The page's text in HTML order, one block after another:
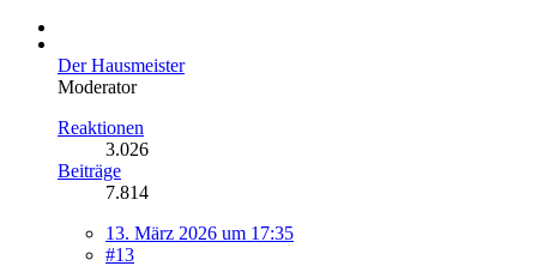
Der Hausmeister
Moderator
Reaktionen
3.026
Beiträge
7.814
13. März 2026 um 17:35
#13